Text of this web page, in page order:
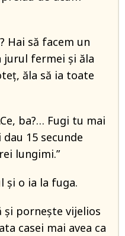
Hai să facem un
jurul fermei și ăla
ăla să ia toate
ba?… Fugi tu mai
15 secunde
lungimi.”
și o ia la fuga.
și pornește vijelios
casei mai avea ca